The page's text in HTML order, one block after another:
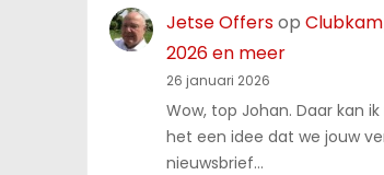
Jetse Offersop
2026 en meer
26 januari 2026
Wow, top Johan. Daar kan
het een idee dat we jouw
nieuwsbrief…